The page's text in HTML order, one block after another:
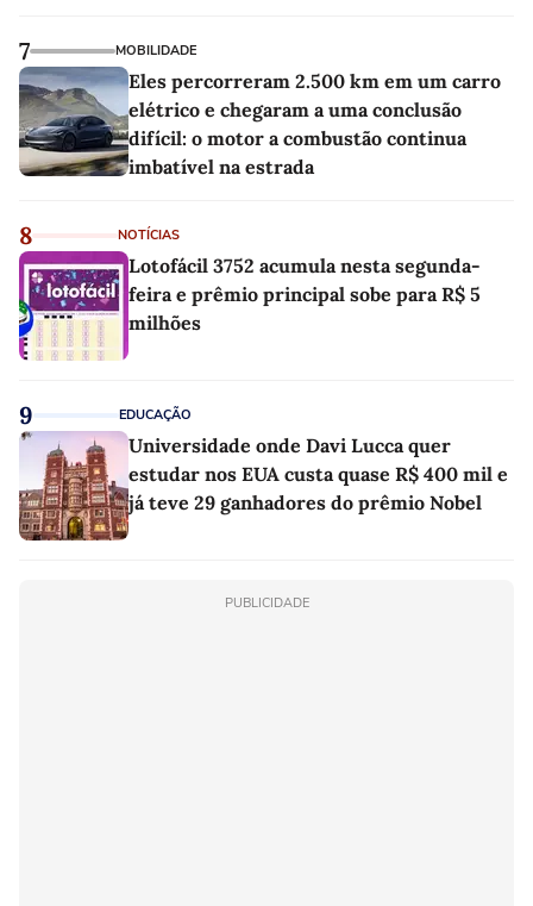
7 MOBILIDADE
Eles percorreram 2.500 km em um carro
elétrico e chegaram a uma conclusão
difícil: o motor a combustão continua
imbatível na estrada
8 NOTÍCIAS
Lotofácil 3752 acumula nesta segunda-
feira e prêmio principal sobe para R$ 5
milhões
9 EDUCAÇÃO
Universidade onde Davi Lucca quer
estudar nos EUA custa quase R$ 400 mil e
já teve 29 ganhadores do prêmio Nobel
PUBLICIDADE